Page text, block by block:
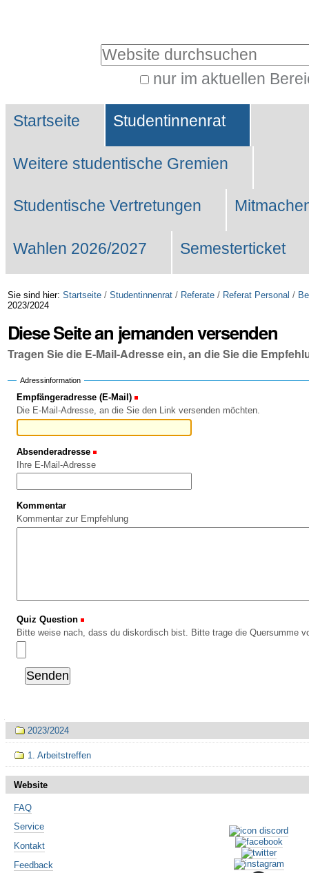
Website durchsuchen
nur im aktuellen
Suche…
Sektionen
Startseite Studentinnenrat
Weitere studentische Gremien
Studentische Vertretungen
Wahlen 2026/2027 Semesterticket
Sie sind hier: Startseite / Studentinnenrat / Referate / Referat Personal /
2023/2024
Diese Seite an jemanden versenden
Tragen Sie die E-Mail-Adresse ein, an die Sie die
Adressinformation
Empfängeradresse (E-Mail)
Die E-Mail-Adresse, an die Sie den Link versenden möchten.
Absenderadresse
Ihre E-Mail-Adresse
Kommentar
Kommentar zur Empfehlung
Quiz Question
Bitte weise nach, dass du diskordisch bist. Bitte trage die Quersumme
Navigation
2023/2024
1. Arbeitstreffen
Website
FAQ
Service
Kontakt
Feedback